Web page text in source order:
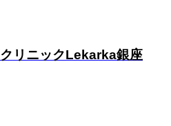
リニックLekarka銀座